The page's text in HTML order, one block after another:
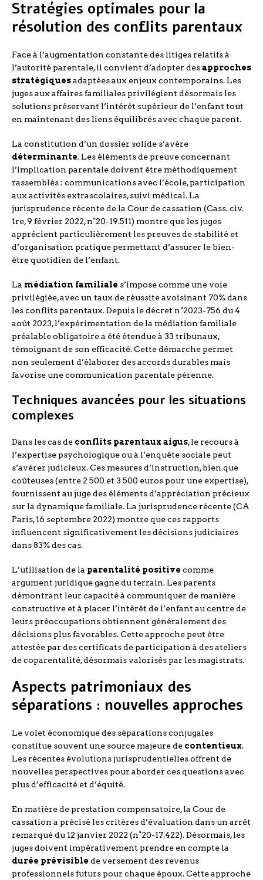
Stratégies optimales pour la
résolution des conflits parentaux
Face à l’augmentation constante des litiges relatifs à
l’autorité parentale, il convient d’adopter desapproches
stratégiquesadaptées aux enjeux contemporains. Les
juges aux affaires familiales privilégient désormais les
solutions préservant l’intérêt supérieur de l’enfant tout
en maintenant des liens équilibrés avec chaque parent.
La constitution d’un dossier solide s’avère
déterminante. Les éléments de preuve concernant
l’implication parentale doivent être méthodiquement
rassemblés : communications avec l’école, participation
aux activités extrascolaires, suivi médical. La
jurisprudence récente de la Cour de cassation (Cass. civ.
1re, 9 février 2022, n°20-19.511) montre que les juges
apprécient particulièrement les preuves de stabilité et
d’organisation pratique permettant d’assurer le bien-
être quotidien de l’enfant.
La médiation familiale s’impose comme une voie
privilégiée, avec un taux de réussite avoisinant 70% dans
les conflits parentaux. Depuis le décret n°2023-756 du 4
août 2023, l’expérimentation de la médiation familiale
préalable obligatoire a été étendue à 33 tribunaux,
témoignant de son efficacité. Cette démarche permet
non seulement d’élaborer des accords durables mais
favorise une communication parentale pérenne.
Techniques avancées pour les situations
complexes
Dans les cas de conflits parentaux aigus, le recours à
l’expertise psychologique ou à l’enquête sociale peut
s’avérer judicieux. Ces mesures d’instruction, bien que
coûteuses (entre 2 500 et 3 500 euros pour une expertise),
fournissent au juge des éléments d’appréciation précieux
sur la dynamique familiale. La jurisprudence récente (CA
Paris, 16 septembre 2022) montre que ces rapports
influencent significativement les décisions judiciaires
dans 83% des cas.
L’utilisation de la parentalité positive comme
argument juridique gagne du terrain. Les parents
démontrant leur capacité à communiquer de manière
constructive et à placer l’intérêt de l’enfant au centre de
leurs préoccupations obtiennent généralement des
décisions plus favorables. Cette approche peut être
attestée par des certificats de participation à des ateliers
de coparentalité, désormais valorisés par les magistrats.
Aspects patrimoniaux des
séparations : nouvelles approches
Le volet économique des séparations conjugales
constitue souvent une source majeure de contentieux.
Les récentes évolutions jurisprudentielles offrent de
nouvelles perspectives pour aborder ces questions avec
plus d’efficacité et d’équité.
En matière de prestation compensatoire, la Cour de
cassation a précisé les critères d’évaluation dans un arrêt
remarqué du 12 janvier 2022 (n°20-17.422). Désormais, les
juges doivent impérativement prendre en compte la
durée prévisible de versement des revenus
professionnels futurs pour chaque époux. Cette approche